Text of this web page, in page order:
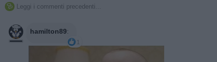
 Leggi i commenti precedenti...
hamilton89:
1